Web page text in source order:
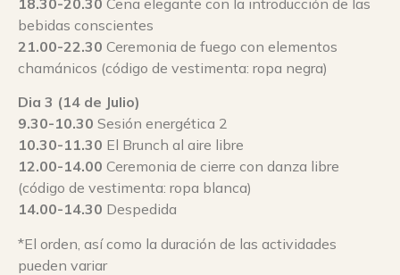
18.30-20.30 Cena elegante con la introducción de las
bebidas conscientes
21.00-22.30 Ceremonia de fuego con elementos
chamánicos (código de vestimenta: ropa negra)
Dia 3 (14 de Julio)
9.30-10.30 Sesión energética 2
10.30-11.30 El Brunch al aire libre
12.00-14.00 Ceremonia de cierre con danza libre
(código de vestimenta: ropa blanca)
14.00-14.30 Despedida
*El orden, así como la duración de las actividades
pueden variar